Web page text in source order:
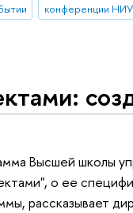
конференции
Высшей школы
о ее
рассказывает